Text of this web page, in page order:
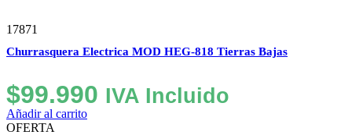
17871
Churrasquera Electrica MOD HEG-818 Tierras Bajas
$99.990 IVA Incluido
Añadir al carrito
OFERTA